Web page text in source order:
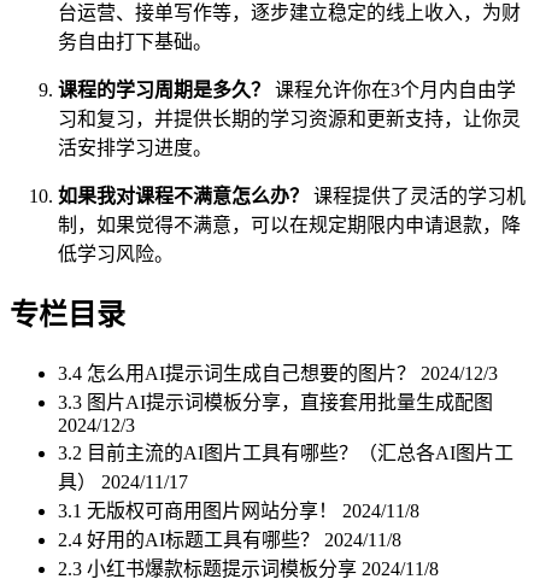
台运营、接单写作等，逐步建立稳定的线上收入，为财
务自由打下基础。
课程的学习周期是多久？
课程允许你在3个月内自由学
习和复习，并提供长期的学习资源和更新支持，让你灵
活安排学习进度。
如果我对课程不满意怎么办？
课程提供了灵活的学习机
制，如果觉得不满意，可以在规定期限内申请退款，降
低学习风险。
专栏目录
3.4 怎么用AI提示词生成自己想要的图片？ 2024/12/3
3.3 图片AI提示词模板分享，直接套用批量生成配图
2024/12/3
3.2 目前主流的AI图片工具有哪些？（汇总各AI图片工
具） 2024/11/17
3.1 无版权可商用图片网站分享！ 2024/11/8
2.4 好用的AI标题工具有哪些？ 2024/11/8
2.3 小红书爆款标题提示词模板分享 2024/11/8